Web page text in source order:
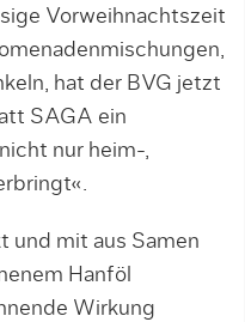
Vorweihnachtszeit
hat der BVG jetzt
SAGA ein
nur heim-,
und mit aus Samen
Hanföl
Wirkung